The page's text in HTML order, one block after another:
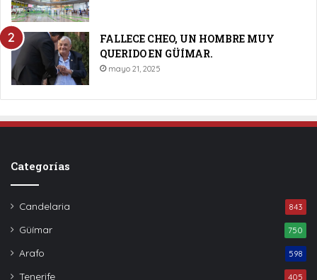
FALLECE CHEO, UN HOMBRE MUY
QUERIDO EN GÜÍMAR.
mayo 21, 2025
Categorías
Candelaria 843
Güímar 750
Arafo 598
Tenerife 405